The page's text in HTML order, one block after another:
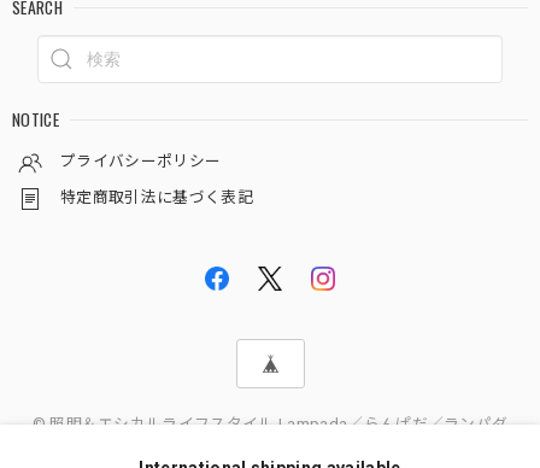
SEARCH
NOTICE
プライバシーポリシー
特定商取引法に基づく表記
© 照明＆エシカルライフスタイル Lampada／らんぱだ／ランパダ